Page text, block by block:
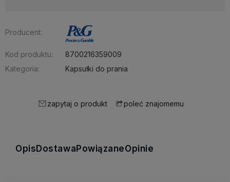
Producent:
Kod produktu:
8700216359009
Kategoria:
Kapsułki do prania
zapytaj o produkt poleć znajomemu
OpisDostawaPowiązaneOpinie